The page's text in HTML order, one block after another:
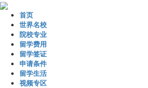
首页
世界名校
院校专业
留学费用
留学签证
申请条件
留学生活
视频专区